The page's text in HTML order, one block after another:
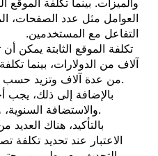
العوامل مثل عدد الصفحات،
التفاعل مع المستخدمين.
تكلفة الموقع الثابتة يمكن
آلاف من الدولارات، بينما
من عدة آلاف وتزيد حسب المتطلبات والميزات المطلوبة.
بالإضافة إلى ذلك، يجب
والاستضافة السنوية، والتي قد تشكل نفقات إضافية.
بالتأكيد، هناك
الاعتبار عند تحديد تكلفة